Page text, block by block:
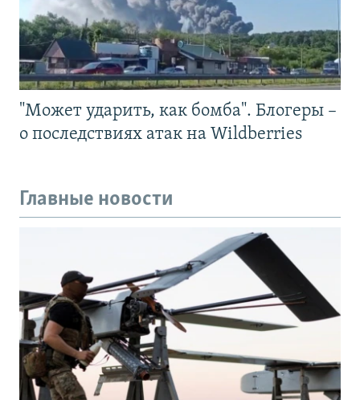
"Может ударить, как бомба". Блогеры –
о последствиях атак на Wildberries
Главные новости